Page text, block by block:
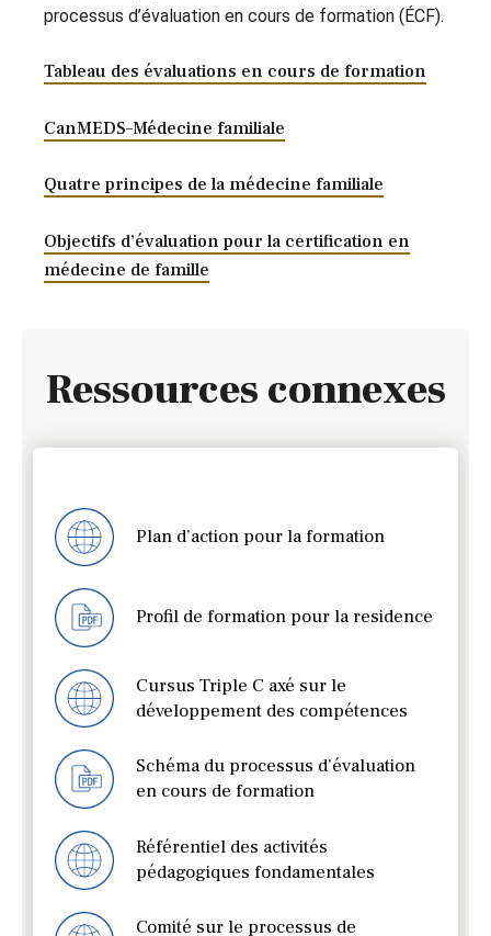
processus d’évaluation en cours de formation (ÉCF).
Tableau des évaluations en cours de formation
CanMEDS–Médecine familiale
Quatre principes de la médecine familiale
Objectifs d’évaluation pour la certification en
médecine de famille
Ressources connexes
Plan d’action pour la formation
Profil de formation pour la residence
Cursus Triple C axé sur le
développement des compétences
Schéma du processus d’évaluation
en cours de formation
Référentiel des activités
pédagogiques fondamentales
Comité sur le processus de